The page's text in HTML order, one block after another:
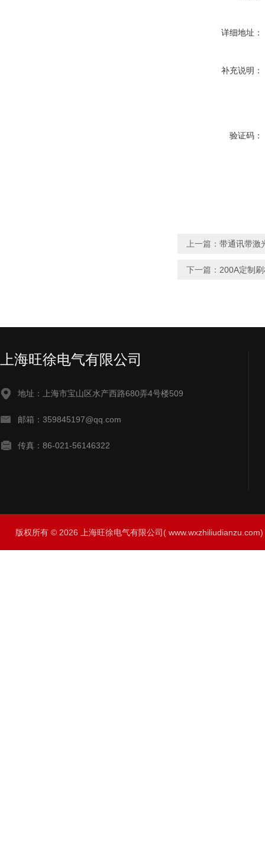
详细地址：
补充说明：
验证码：
上一篇： 带通讯带激
下一篇： 200A定制
上海旺徐电气有限公司
地址：上海市宝山区水产西路680弄4号楼509
邮箱：359845197@qq.com
传真：86-021-56146322
版权所有 © 2026 上海旺徐电气有限公司(